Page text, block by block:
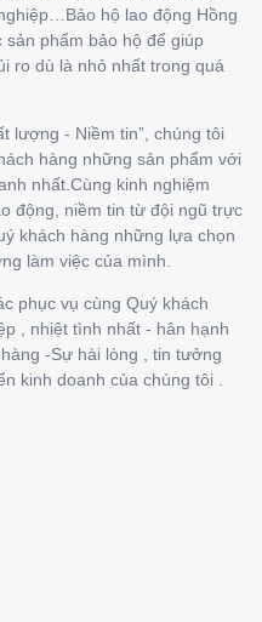
hộ lao động Hồng
sản phẩm bảo hộ để giúp
ro dù là nhỏ nhất trong quá
- Niềm tin”, chúng tôi
hàng những sản phẩm với
nhất.Cùng kinh nghiệm
động, niềm tin từ đội ngũ trực
khách hàng những lựa chọn
làm việc của mình.
phục vụ cùng Quý khách
, nhiệt tình nhất - hân hạnh
-Sự hài lòng , tin tưởng
kinh doanh của chúng tôi .